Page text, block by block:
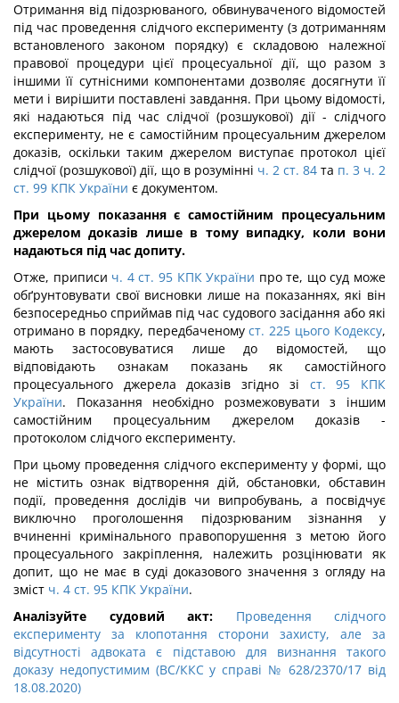
Отримання від підозрюваного, обвинуваченого відомостей
під час проведення слідчого експерименту (з дотриманням
встановленого законом порядку) є складовою належної
правової процедури цієї процесуальної дії, що разом з
іншими її сутнісними компонентами дозволяє досягнути її
мети і вирішити поставлені завдання. При цьому відомості,
які надаються під час слідчої (розшукової) дії - слідчого
експерименту, не є самостійним процесуальним джерелом
доказів, оскільки таким джерелом виступає протокол цієї
слідчої (розшукової) дії, що в розумінні ч. 2 ст. 84 та п. 3 ч. 2
ст. 99 КПК України є документом.
При цьому показання є самостійним процесуальним
джерелом доказів лише в тому випадку, коли вони
надаються під час допиту.
Отже, приписи ч. 4 ст. 95 КПК України про те, що суд може
обґрунтовувати свої висновки лише на показаннях, які він
безпосередньо сприймав під час судового засідання або які
отримано в порядку, передбаченомуст. 225 цього Кодексу,
мають застосовуватися лише до відомостей, що
відповідають ознакам показань як самостійного
процесуального джерела доказів згідно зі ст. 95 КПК
України. Показання необхідно розмежовувати з іншим
самостійним процесуальним джерелом доказів -
протоколом слідчого експерименту.
При цьому проведення слідчого експерименту у формі, що
не містить ознак відтворення дій, обстановки, обставин
події, проведення дослідів чи випробувань, а посвідчує
виключно проголошення підозрюваним зізнання у
вчиненні кримінального правопорушення з метою його
процесуального закріплення, належить розцінювати як
допит, що не має в суді доказового значення з огляду на
зміст ч. 4 ст. 95 КПК України.
Аналізуйте судовий акт:
Проведення слідчого
експерименту за клопотання сторони захисту, але за
відсутності адвоката є підставою для визнання такого
доказу недопустимим (ВС/ККС у справі № 628/2370/17 від
18.08.2020)